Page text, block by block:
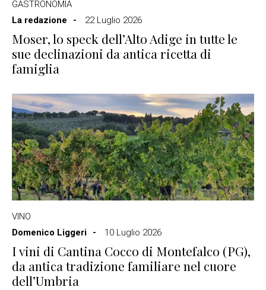
GASTRONOMIA
La redazione
22 Luglio 2026
Moser, lo speck dell’Alto Adige in tutte le
sue declinazioni da antica ricetta di
famiglia
VINO
Domenico Liggeri
10 Luglio 2026
I vini di Cantina Cocco di Montefalco (PG),
da antica tradizione familiare nel cuore
dell’Umbria